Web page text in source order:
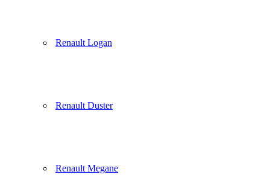
Renault Logan
Renault Duster
Renault Megane